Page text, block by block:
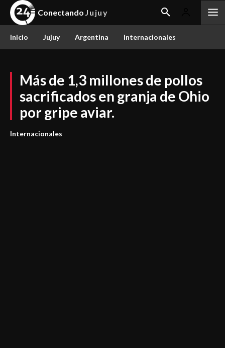
Conectando Jujuy
Inicio Jujuy Argentina Internacionales
Más de 1,3 millones de pollos
sacrificados en granja de Ohio
por gripe aviar.
Internacionales